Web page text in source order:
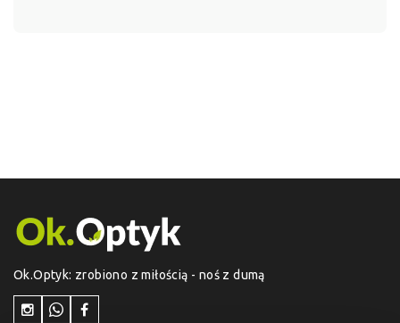
Ok.Optyk: zrobiono z miłością - noś z dumą